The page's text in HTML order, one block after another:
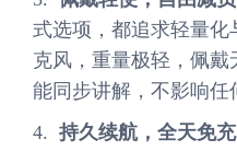
式选项，都追求轻量
克风，重量极轻，佩
能同步讲解，不影响任
4. 持久续航，全天免充